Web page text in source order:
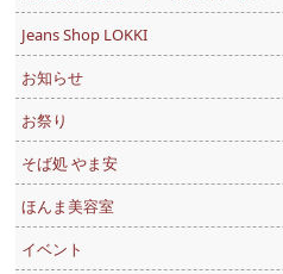
Jeans Shop LOKKI
お知らせ
お祭り
そば処 やま安
ほんま美容室
イベント